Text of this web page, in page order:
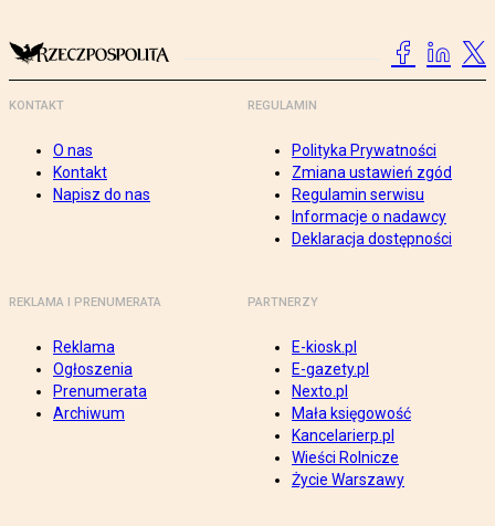
KONTAKT
O nas
Kontakt
Napisz do nas
REGULAMIN
Polityka Prywatności
Zmiana ustawień zgód
Regulamin serwisu
Informacje o nadawcy
Deklaracja dostępności
REKLAMA I PRENUMERATA
Reklama
Ogłoszenia
Prenumerata
Archiwum
PARTNERZY
E-kiosk.pl
E-gazety.pl
Nexto.pl
Mała księgowość
Kancelarierp.pl
Wieści Rolnicze
Życie Warszawy